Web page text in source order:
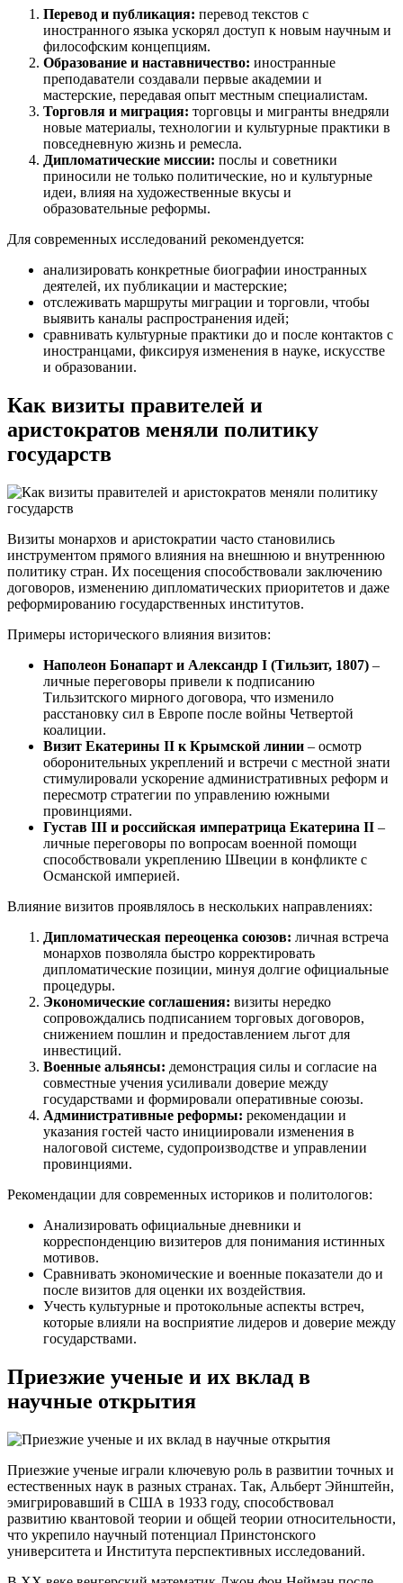
Перевод и публикация: перевод текстов с
иностранного языка ускорял доступ к новым научным и
философским концепциям.
Образование и наставничество: иностранные
преподаватели создавали первые академии и
мастерские, передавая опыт местным специалистам.
Торговля и миграция: торговцы и мигранты внедряли
новые материалы, технологии и культурные практики в
повседневную жизнь и ремесла.
Дипломатические миссии: послы и советники
приносили не только политические, но и культурные
идеи, влияя на художественные вкусы и
образовательные реформы.
Для современных исследований рекомендуется:
анализировать конкретные биографии иностранных
деятелей, их публикации и мастерские;
отслеживать маршруты миграции и торговли, чтобы
выявить каналы распространения идей;
сравнивать культурные практики до и после контактов с
иностранцами, фиксируя изменения в науке, искусстве
и образовании.
Как визиты правителей и
аристократов меняли политику
государств
Визиты монархов и аристократии часто становились
инструментом прямого влияния на внешнюю и внутреннюю
политику стран. Их посещения способствовали заключению
договоров, изменению дипломатических приоритетов и даже
реформированию государственных институтов.
Примеры исторического влияния визитов:
Наполеон Бонапарт и Александр I (Тильзит, 1807) –
личные переговоры привели к подписанию
Тильзитского мирного договора, что изменило
расстановку сил в Европе после войны Четвертой
коалиции.
Визит Екатерины II к Крымской линии – осмотр
оборонительных укреплений и встречи с местной знати
стимулировали ускорение административных реформ и
пересмотр стратегии по управлению южными
провинциями.
Густав III и российская императрица Екатерина II –
личные переговоры по вопросам военной помощи
способствовали укреплению Швеции в конфликте с
Османской империей.
Влияние визитов проявлялось в нескольких направлениях:
Дипломатическая переоценка союзов: личная встреча
монархов позволяла быстро корректировать
дипломатические позиции, минуя долгие официальные
процедуры.
Экономические соглашения: визиты нередко
сопровождались подписанием торговых договоров,
снижением пошлин и предоставлением льгот для
инвестиций.
Военные альянсы: демонстрация силы и согласие на
совместные учения усиливали доверие между
государствами и формировали оперативные союзы.
Административные реформы: рекомендации и
указания гостей часто инициировали изменения в
налоговой системе, судопроизводстве и управлении
провинциями.
Рекомендации для современных историков и политологов:
Анализировать официальные дневники и
корреспонденцию визитеров для понимания истинных
мотивов.
Сравнивать экономические и военные показатели до и
после визитов для оценки их воздействия.
Учесть культурные и протокольные аспекты встреч,
которые влияли на восприятие лидеров и доверие между
государствами.
Приезжие ученые и их вклад в
научные открытия
Приезжие ученые играли ключевую роль в развитии точных и
естественных наук в разных странах. Так, Альберт Эйнштейн,
эмигрировавший в США в 1933 году, способствовал
развитию квантовой теории и общей теории относительности,
что укрепило научный потенциал Принстонского
университета и Института перспективных исследований.